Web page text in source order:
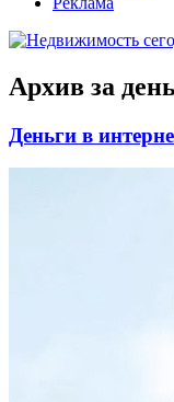
Архив за
Деньги в